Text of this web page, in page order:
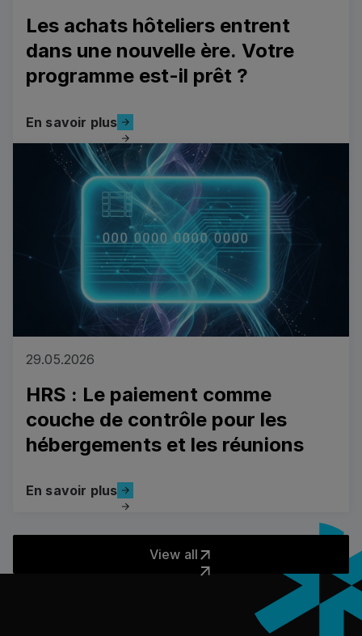
Les achats hôteliers entrent
dans une nouvelle ère. Votre
programme est-il prêt ?
En savoir plus
En savoir plus
29.05.2026
HRS : Le paiement comme
couche de contrôle pour les
hébergements et les réunions
En savoir plus
En savoir plus
Read more
View all